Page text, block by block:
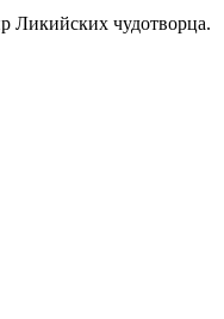
Ликийских чудотворца.